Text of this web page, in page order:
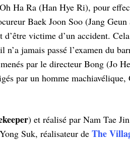
Ha Ra (Han Hye Ri), pour
Baek Joon Soo (Jang
victime d’un accident.
jamais passé l’examen du
par le directeur Bong (Jo
par un homme machiavélique,
) et réalisé par Nam Tae
Suk, réalisateur de The